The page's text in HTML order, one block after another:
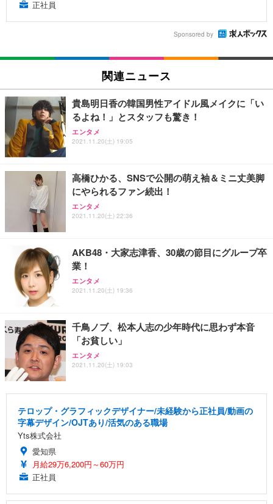
正社員
Sponsored by
関連ニュース
貴島明日香の韓国男性アイドル風メイクに「い
るよね！」とスタッフも驚き！
エンタメ
2021.11.20(土) 19:05
高橋ひかる、SNSで公開の萌え袖＆ミニ丈美脚
にやられるファン続出！
エンタメ
2021.11.20(土) 22:36
AKB48・大家志津香、30歳の節目にグループ卒
業！
エンタメ
2021.11.20(土) 19:36
千鳥ノブ、松本人志の少年時代に思わず本音
「お貧しい」
エンタメ
2021.11.20(土) 19:03
テロップ・グラフィックデザイナー/未経験から正社員/動画の
字幕デザイン/OJTあり/活気のある職場
Yts株式会社
愛知県
月給29万6,200円～60万円
正社員